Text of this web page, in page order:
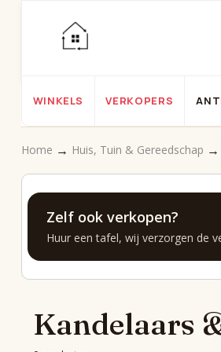
WINKELS VERKOPERS
Home → Huis, Tuin & Gereedschap →
Zelf ook verkopen?
Huur een tafel, wij verzorgen de
Kandelaars